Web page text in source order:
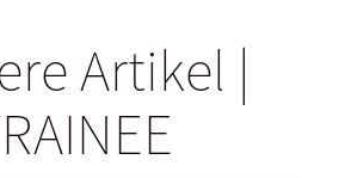
Artikel |